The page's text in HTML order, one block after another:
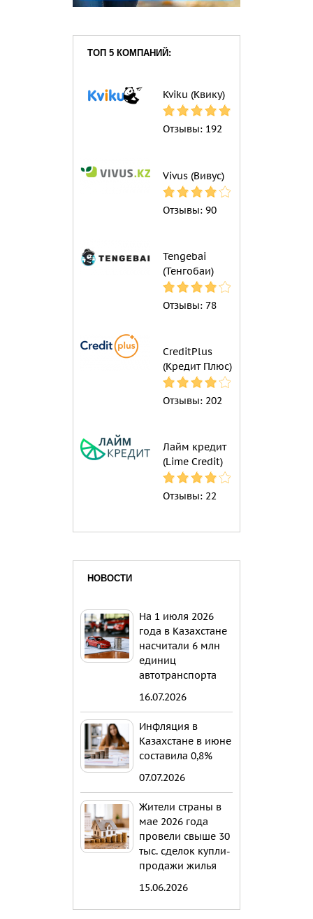
ТОП 5 КОМПАНИЙ:
Kviku (Квику)
Отзывы: 192
Vivus (Вивус)
Отзывы: 90
Tengebai
(Тенгобаи)
Отзывы: 78
CreditPlus
(Кредит Плюс)
Отзывы: 202
Лайм кредит
(Lime Credit)
Отзывы: 22
НОВОСТИ
На 1 июля 2026
года в Казахстане
насчитали 6 млн
единиц
автотранспорта
16.07.2026
Инфляция в
Казахстане в июне
составила 0,8%
07.07.2026
Жители страны в
мае 2026 года
провели свыше 30
тыс. сделок купли-
продажи жилья
15.06.2026